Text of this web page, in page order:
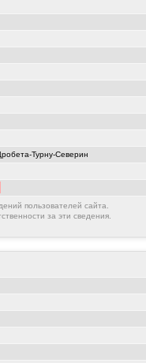
Турну-Северин
пользователей сайта.
за эти сведения.